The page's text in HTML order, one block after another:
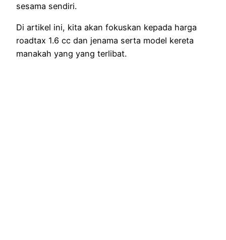
sesama sendiri.
Di artikel ini, kita akan fokuskan kepada harga
roadtax 1.6 cc dan jenama serta model kereta
manakah yang yang terlibat.